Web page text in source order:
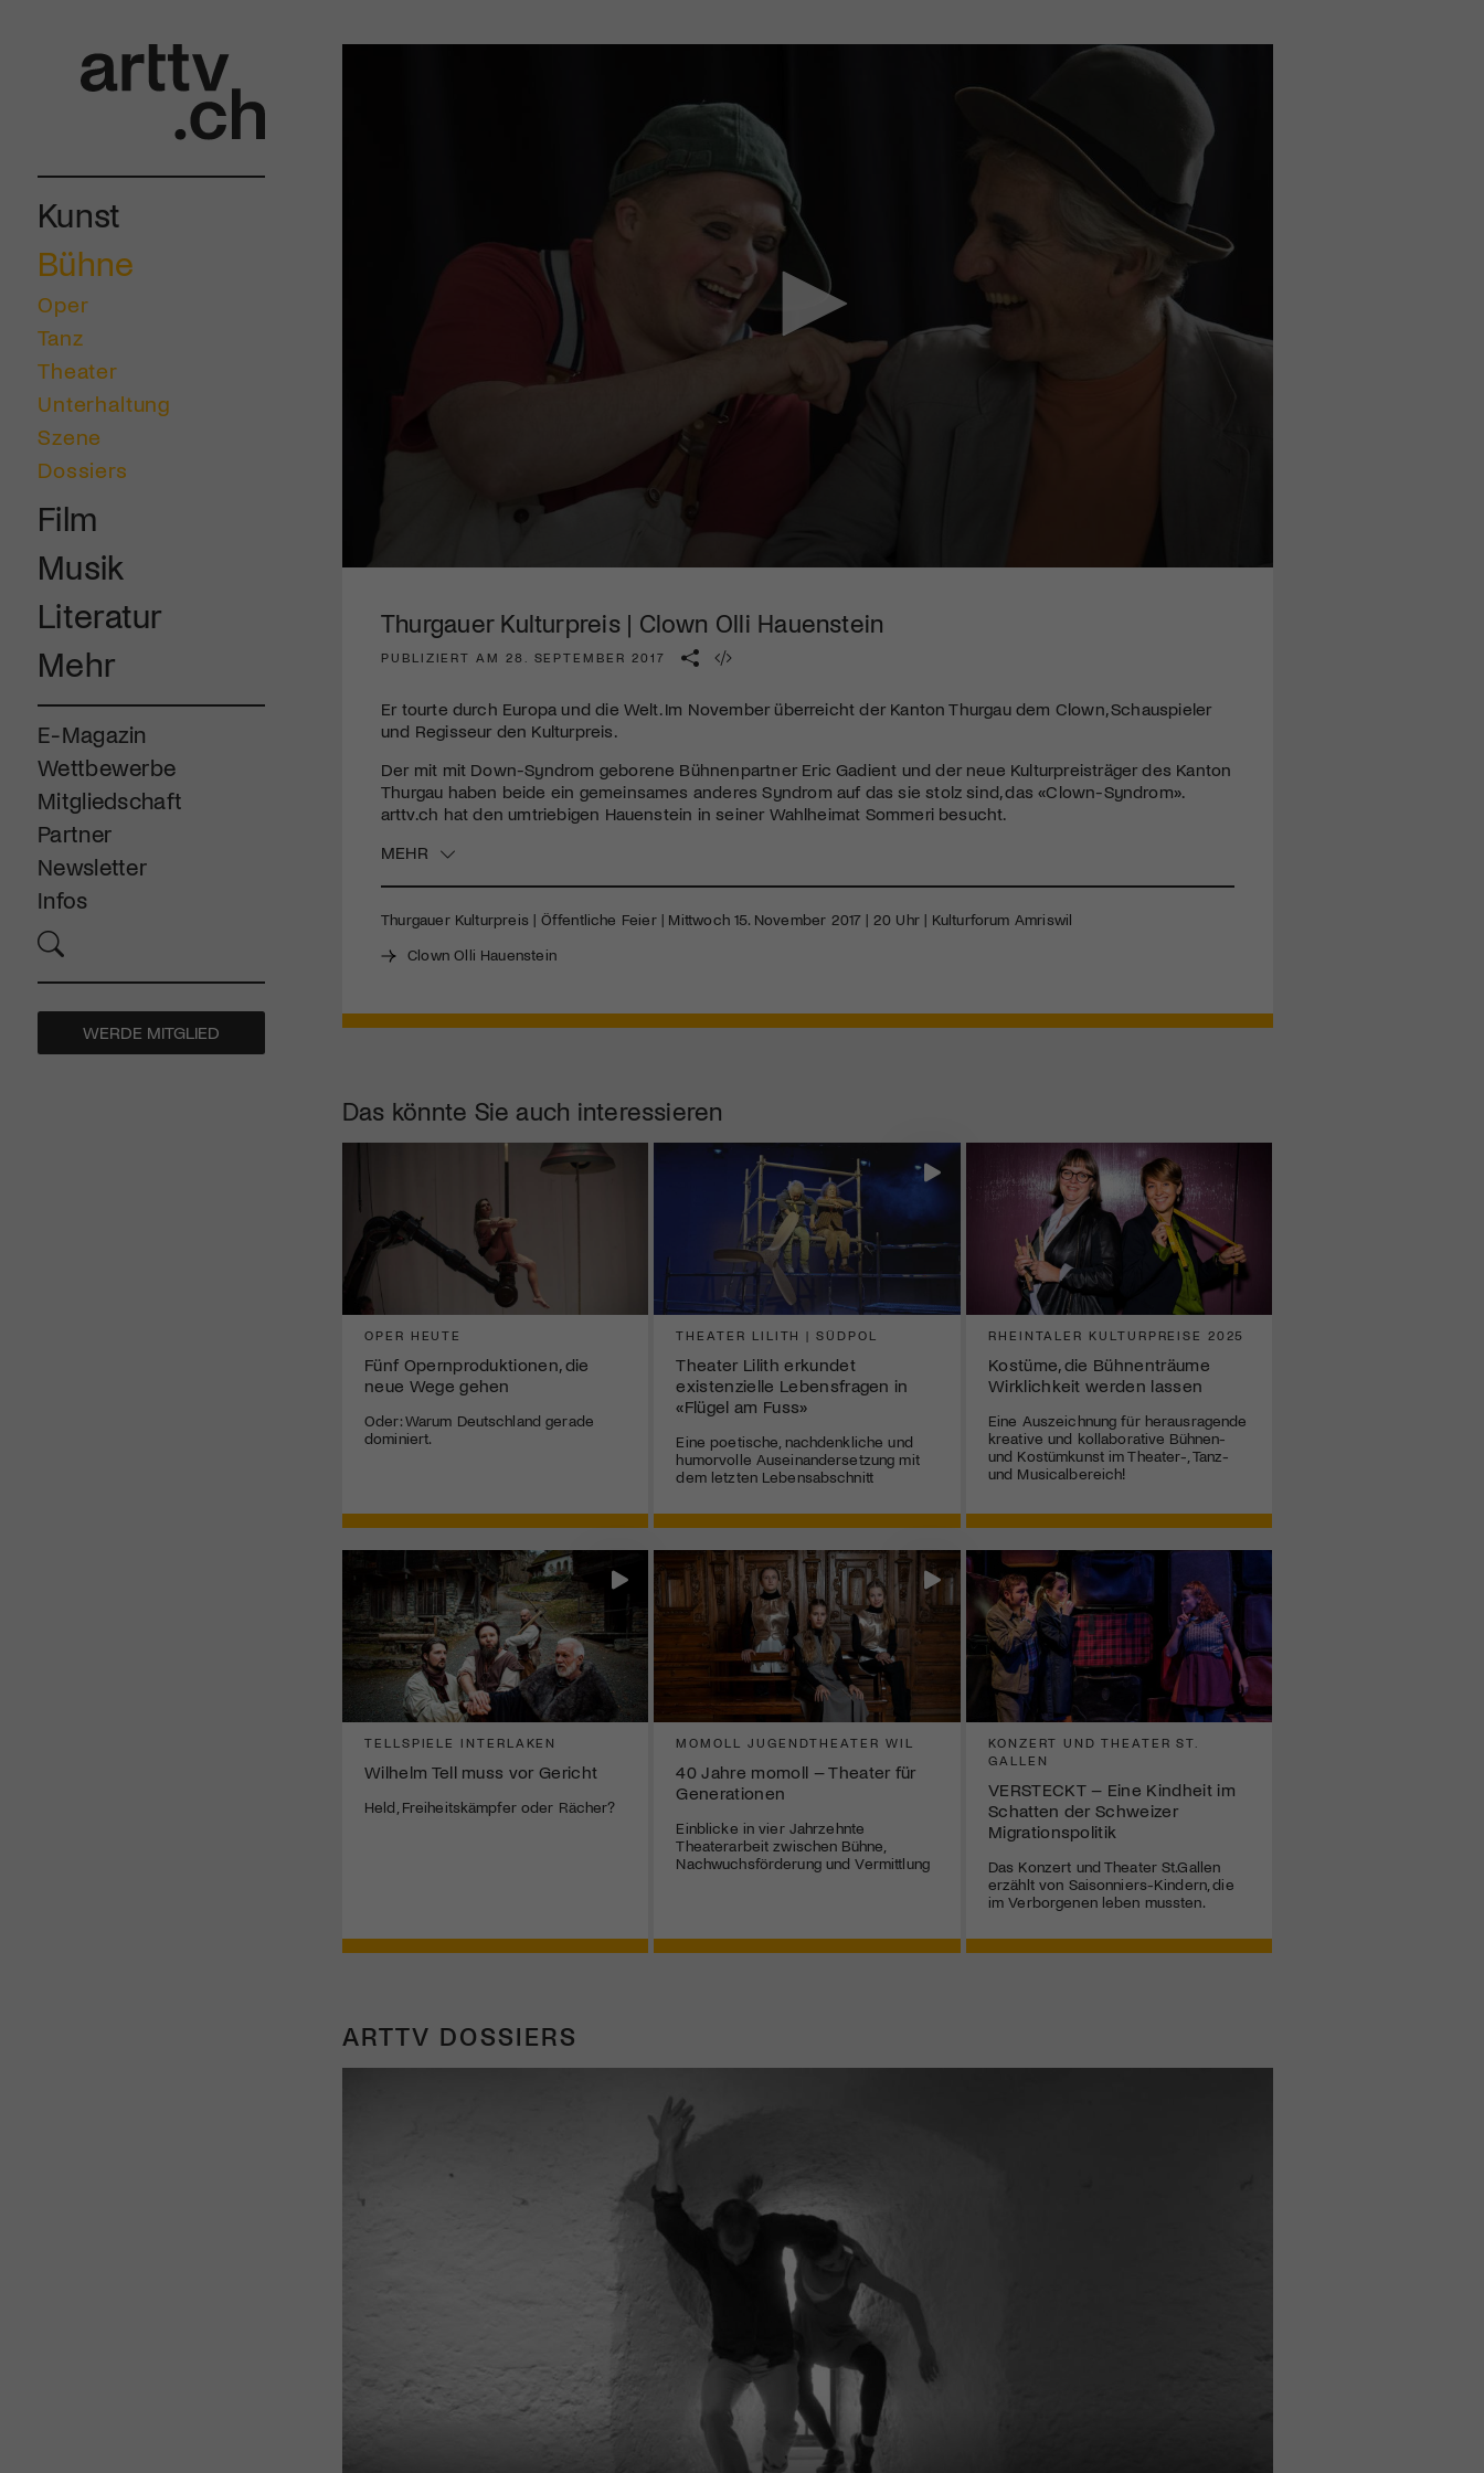
Kunst
Bühne
Oper
Tanz
Theater
Unterhaltung
Szene
Dossiers
Film
Musik
Literatur
Mehr
E-Magazin
Wettbewerbe
Mitgliedschaft
Partner
Newsletter
Infos
WERDE MITGLIED
Thurgauer Kulturpreis | Clown Olli Hauenstein
PUBLIZIERT AM 28. SEPTEMBER 2017
Er tourte durch Europa und die Welt. Im November überreicht der Kanton Thurgau dem Clown, Schauspieler
und Regisseur den Kulturpreis.
Der mit mit Down-Syndrom geborene Bühnenpartner Eric Gadient und der neue Kulturpreisträger des Kanton
Thurgau haben beide ein gemeinsames anderes Syndrom auf das sie stolz sind, das «Clown-Syndrom».
arttv.ch hat den umtriebigen Hauenstein in seiner Wahlheimat Sommeri besucht.
MEHR
Thurgauer Kulturpreis | Öffentliche Feier | Mittwoch 15. November 2017 | 20 Uhr | Kulturforum Amriswil
Clown Olli Hauenstein
Das könnte Sie auch interessieren
OPER HEUTE
Fünf Opernproduktionen, die
neue Wege gehen
Oder: Warum Deutschland gerade
dominiert.
THEATER LILITH | SÜDPOL
Theater Lilith erkundet
existenzielle Lebensfragen in
«Flügel am Fuss»
Eine poetische, nachdenkliche und
humorvolle Auseinandersetzung mit
dem letzten Lebensabschnitt
RHEINTALER KULTURPREISE 2025
Kostüme, die Bühnenträume
Wirklichkeit werden lassen
Eine Auszeichnung für herausragende
kreative und kollaborative Bühnen-
und Kostümkunst im Theater-, Tanz-
und Musicalbereich!
TELLSPIELE INTERLAKEN
Wilhelm Tell muss vor Gericht
Held, Freiheitskämpfer oder Rächer?
MOMOLL JUGENDTHEATER WIL
40 Jahre momoll – Theater für
Generationen
Einblicke in vier Jahrzehnte
Theaterarbeit zwischen Bühne,
Nachwuchsförderung und Vermittlung
KONZERT UND THEATER ST.
GALLEN
VERSTECKT – Eine Kindheit im
Schatten der Schweizer
Migrationspolitik
Das Konzert und Theater St.Gallen
erzählt von Saisonniers-Kindern, die
im Verborgenen leben mussten.
ARTTV DOSSIERS
Mach mit: «Be Part of the Art»!
Engagiere dich als Kulturliebhaber:in, Kulturschaffende(r) oder
Kulturinstitution und unterstütze unsere Arbeit.
diversen Kulturevents.
Jetzt Mitglied werden